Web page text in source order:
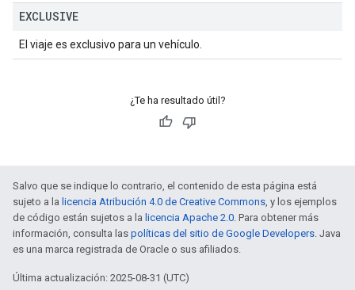
EXCLUSIVE
El viaje es exclusivo para un vehículo.
¿Te ha resultado útil?
Salvo que se indique lo contrario, el contenido de esta página está
sujeto a la licencia Atribución 4.0 de Creative Commons, y los ejemplos
de código están sujetos a la licencia Apache 2.0. Para obtener más
información, consulta las políticas del sitio de Google Developers. Java
es una marca registrada de Oracle o sus afiliados.
Última actualización: 2025-08-31 (UTC)